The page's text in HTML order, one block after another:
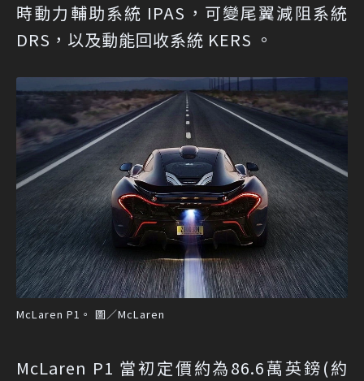
時動力輔助系統 IPAS，可變尾翼減阻系統
DRS，以及動能回收系統 KERS 。
McLaren P1。 圖／McLaren
McLaren P1 當初定價約為86.6萬英鎊(約